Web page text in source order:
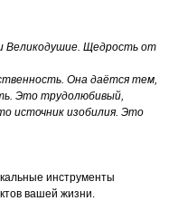
Великодушие. Щедрость от
Она даётся тем,
Это трудолюбивый,
источник изобилия. Это
инструменты
вашей жизни.